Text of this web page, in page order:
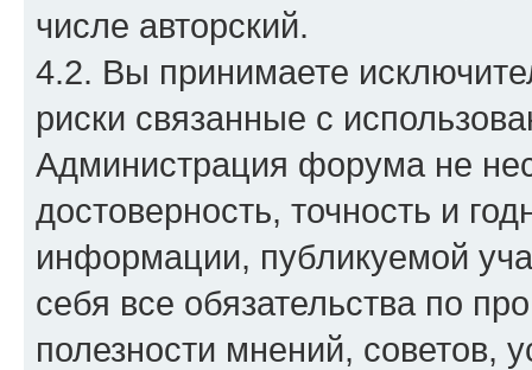
числе авторский.
4.2. Вы принимаете
риски связанные с
Администрация форума не
достоверность, точность и
информации, публикуемой
себя все обязательства по
полезности мнений, советов,